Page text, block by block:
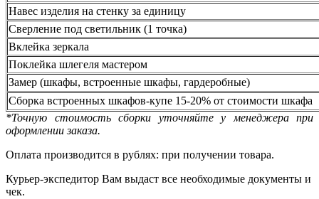
Навес изделия на стенку за единицу
Сверление под светильник (1 точка)
Вклейка зеркала
Поклейка шлегеля мастером
Замер (шкафы, встроенные шкафы, гардеробные)
Сборка встроенных шкафов-купе 15-20% от стоимости шкафа
*Точную стоимость сборки уточняйте у менеджера при
оформлении заказа.
Оплата производится в рублях: при получении товара.
Курьер-экспедитор Вам выдаст все необходимые документы и
чек.